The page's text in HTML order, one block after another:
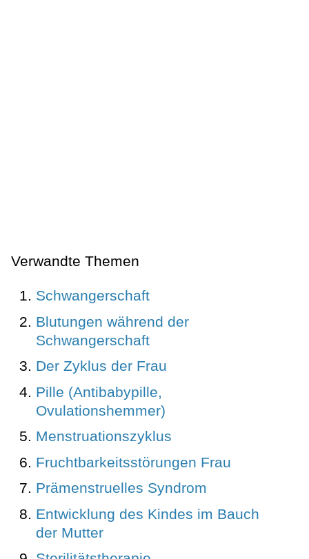
Verwandte Themen
Schwangerschaft
Blutungen während der
Schwangerschaft
Der Zyklus der Frau
Pille (Antibabypille,
Ovulationshemmer)
Menstruationszyklus
Fruchtbarkeitsstörungen Frau
Prämenstruelles Syndrom
Entwicklung des Kindes im Bauch
der Mutter